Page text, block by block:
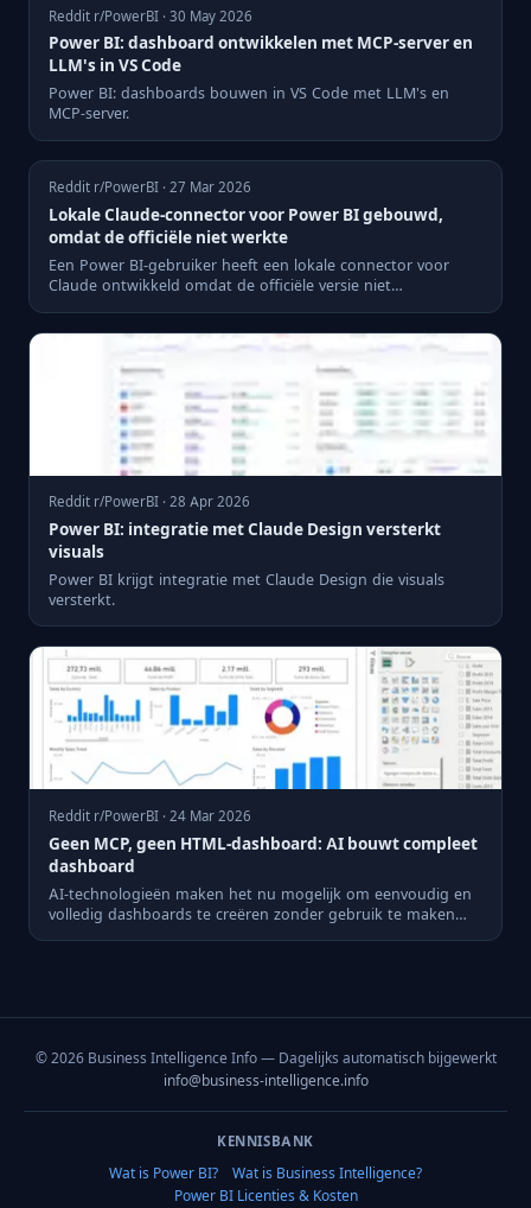
Reddit r/PowerBI · 30 May 2026
Power BI: dashboard ontwikkelen met MCP-server en
LLM's in VS Code
Power BI: dashboards bouwen in VS Code met LLM's en
MCP-server.
Reddit r/PowerBI · 27 Mar 2026
Lokale Claude-connector voor Power BI gebouwd,
omdat de officiële niet werkte
Een Power BI-gebruiker heeft een lokale connector voor
Claude ontwikkeld omdat de officiële versie niet
Reddit r/PowerBI · 28 Apr 2026
Power BI: integratie met Claude Design versterkt
visuals
Power BI krijgt integratie met Claude Design die visuals
versterkt.
Reddit r/PowerBI · 24 Mar 2026
Geen MCP, geen HTML-dashboard: AI bouwt compleet
dashboard
AI-technologieën maken het nu mogelijk om eenvoudig en
volledig dashboards te creëren zonder gebruik te maken
© 2026 Business Intelligence Info — Dagelijks automatisch bijgewerkt
info@business-intelligence.info
KENNISBANK
Wat is Power BI?
Wat is Business Intelligence?
Power BI Licenties & Kosten